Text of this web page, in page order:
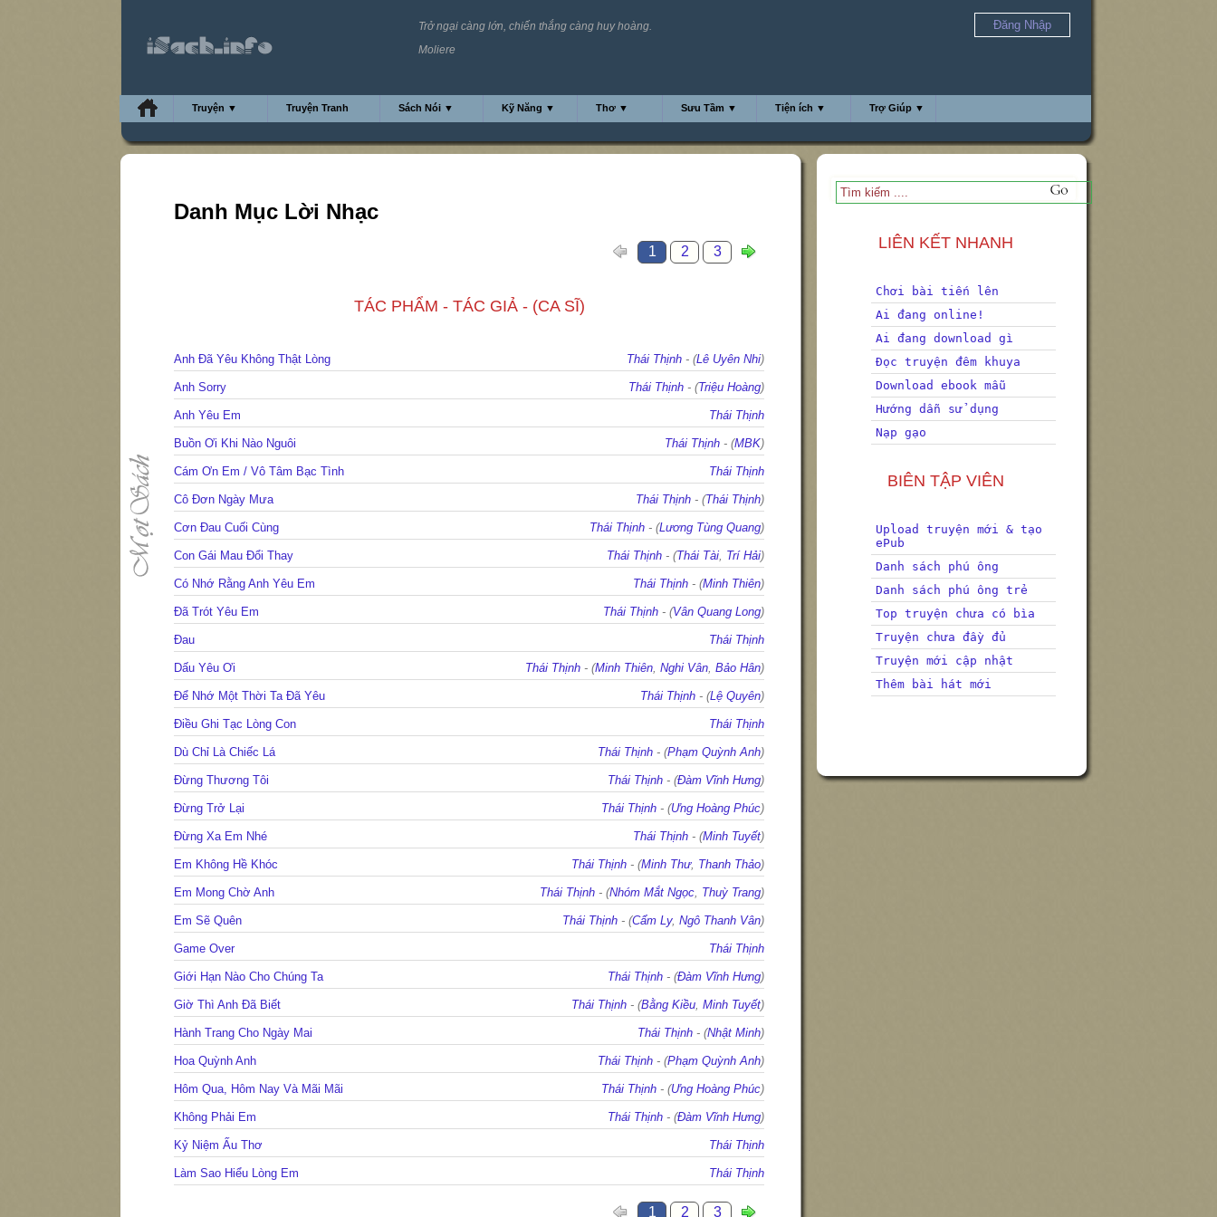
Trở ngại càng lớn, chiến thắng càng huy hoàng.
Moliere
Đăng Nhập
Truyện ▼ Truyện Tranh Sách Nói ▼ Kỹ Năng ▼ Thơ ▼ Sưu Tầm ▼ Tiện ích ▼ Trợ Giúp ▼
LIÊN KẾT NHANH
Chơi bài tiến lên
Ai đang online!
Ai đang download gì
Đọc truyện đêm khuya
Download ebook mẫu
Hướng dẫn sử dụng
Nạp gạo
BIÊN TẬP VIÊN
Upload truyện mới & tạo
ePub
Danh sách phú ông
Danh sách phú ông trẻ
Top truyện chưa có bìa
Truyện chưa đầy đủ
Truyện mới cập nhật
Thêm bài hát mới
Danh Mục Lời Nhạc
1 2 3
TÁC PHẨM - TÁC GIẢ - (CA SĨ)
Anh Đã Yêu Không Thật Lòng Thái Thịnh - (Lê Uyên Nhi)
Anh Sorry Thái Thịnh - (Triệu Hoàng)
Anh Yêu Em Thái Thịnh
Buồn Ơi Khi Nào Nguôi Thái Thịnh - (MBK)
Cám Ơn Em / Vô Tâm Bạc Tình Thái Thịnh
Cô Đơn Ngày Mưa Thái Thịnh - (Thái Thịnh)
Cơn Đau Cuối Cùng Thái Thịnh - (Lương Tùng Quang)
Con Gái Mau Đổi Thay Thái Thịnh - (Thái Tài, Trí Hải)
Có Nhớ Rằng Anh Yêu Em Thái Thịnh - (Minh Thiên)
Đã Trót Yêu Em Thái Thịnh - (Vân Quang Long)
Đau Thái Thịnh
Dấu Yêu Ơi Thái Thịnh - (Minh Thiên, Nghi Vân, Bảo Hân)
Để Nhớ Một Thời Ta Đã Yêu Thái Thịnh - (Lệ Quyên)
Điều Ghi Tạc Lòng Con Thái Thịnh
Dù Chỉ Là Chiếc Lá Thái Thịnh - (Phạm Quỳnh Anh)
Đừng Thương Tôi Thái Thịnh - (Đàm Vĩnh Hưng)
Đừng Trở Lại Thái Thịnh - (Ưng Hoàng Phúc)
Đừng Xa Em Nhé Thái Thịnh - (Minh Tuyết)
Em Không Hề Khóc Thái Thịnh - (Minh Thư, Thanh Thảo)
Em Mong Chờ Anh Thái Thịnh - (Nhóm Mắt Ngọc, Thuỳ Trang)
Em Sẽ Quên Thái Thịnh - (Cẩm Ly, Ngô Thanh Vân)
Game Over Thái Thịnh
Giới Hạn Nào Cho Chúng Ta Thái Thịnh - (Đàm Vĩnh Hưng)
Giờ Thì Anh Đã Biết Thái Thịnh - (Bằng Kiều, Minh Tuyết)
Hành Trang Cho Ngày Mai Thái Thịnh - (Nhật Minh)
Hoa Quỳnh Anh Thái Thịnh - (Phạm Quỳnh Anh)
Hôm Qua, Hôm Nay Và Mãi Mãi Thái Thịnh - (Ưng Hoàng Phúc)
Không Phải Em Thái Thịnh - (Đàm Vĩnh Hưng)
Kỷ Niệm Ấu Thơ Thái Thịnh
Làm Sao Hiểu Lòng Em Thái Thịnh
1 2 3